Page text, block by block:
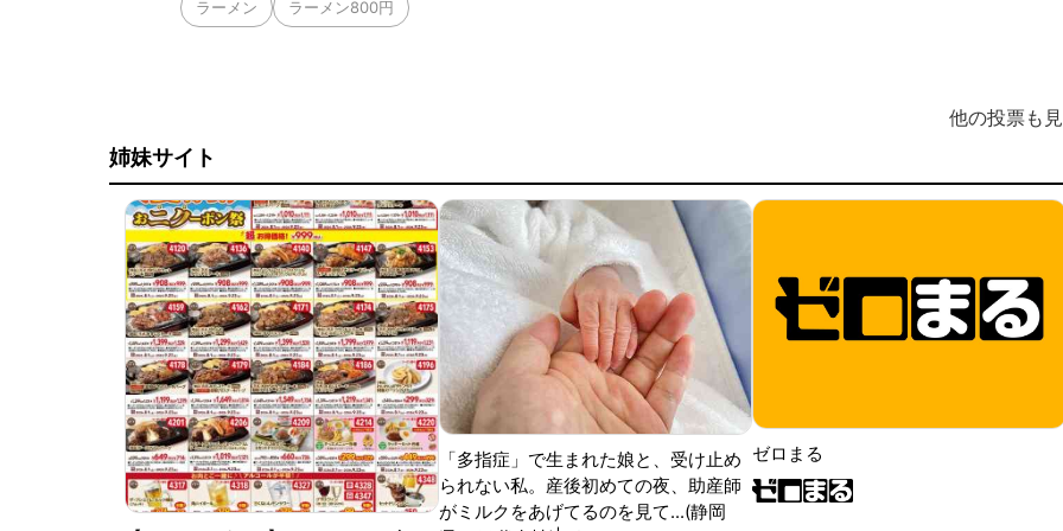
ラーメン ラーメン800円
他の投票も
姉妹サイト
「多指症」で生まれた娘と、受け止め
られない私。産後初めての夜、助産師
がミルクをあげてるのを見て...(静岡
ゼロまる